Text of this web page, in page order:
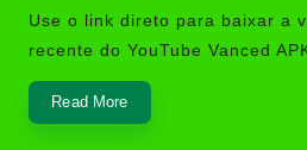
by
Use o link direto para baixar a
recente do YouTube Vanced
Read More